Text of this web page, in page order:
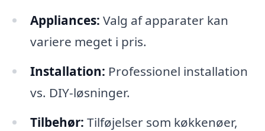
Appliances: Valg af apparater kan
variere meget i pris.
Installation: Professionel installation
vs. DIY-løsninger.
Tilbehør: Tilføjelser som køkkenøer,